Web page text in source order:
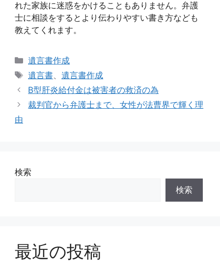
れた家族に迷惑をかけることもありません。弁護
士に相談をするとより伝わりやすい書き方なども
教えてくれます。
カ
テ
リ
ー
遺言書作成
タ
グ
遺言書、遺言書作成
B型肝炎給付金は被害者の救済の為
裁判官から弁護士まで、女性が法曹界で輝く理
由
検索
検索
最近の投稿